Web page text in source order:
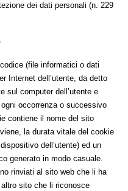
dei dati personali (n. 229
(file informatici o dati
Internet dell’utente, da detto
sul computer dell’utente e
occorrenza o successivo
contiene il nome del sito
la durata vitale del cookie
dell’utente) ed un
generato in modo casuale.
rinviati al sito web che li ha
sito che li riconosce